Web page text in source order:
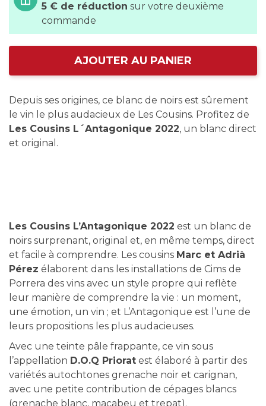
5 € de réduction sur votre deuxième
commande
AJOUTER AU PANIER
Depuis ses origines, ce blanc de noirs est sûrement
le vin le plus audacieux de Les Cousins. Profitez de
Les Cousins L´Antagonique 2022, un blanc direct
et original.
Les Cousins L’Antagonique 2022 est un blanc de
noirs surprenant, original et, en même temps, direct
et facile à comprendre. Les cousins Marc et Adrià
Pérez élaborent dans les installations de Cims de
Porrera des vins avec un style propre qui reflète
leur manière de comprendre la vie : un moment,
une émotion, un vin ; et L’Antagonique est l’une de
leurs propositions les plus audacieuses.
Avec une teinte pâle frappante, ce vin sous
l’appellation D.O.Q Priorat est élaboré à partir des
variétés autochtones grenache noir et carignan,
avec une petite contribution de cépages blancs
(grenache blanc, macabeu et trepat).